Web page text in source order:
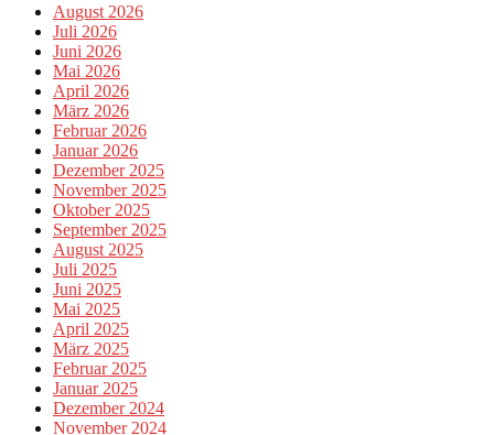
August 2026
Juli 2026
Juni 2026
Mai 2026
April 2026
März 2026
Februar 2026
Januar 2026
Dezember 2025
November 2025
Oktober 2025
September 2025
August 2025
Juli 2025
Juni 2025
Mai 2025
April 2025
März 2025
Februar 2025
Januar 2025
Dezember 2024
November 2024